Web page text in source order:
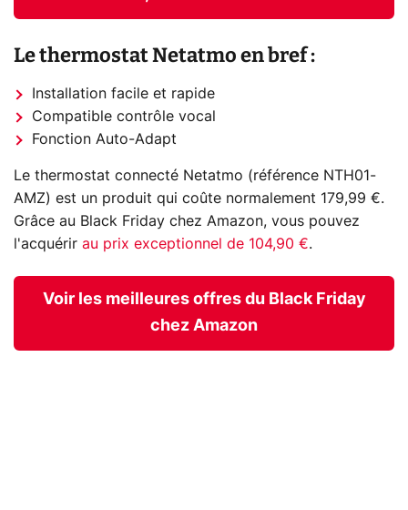
Le thermostat Netatmo en bref :
Installation facile et rapide
Compatible contrôle vocal
Fonction Auto-Adapt
Le thermostat connecté Netatmo (référence NTH01-
AMZ) est un produit qui coûte normalement 179,99 €.
Grâce au Black Friday chez Amazon, vous pouvez
l'acquérir au prix exceptionnel de 104,90 €.
Voir les meilleures offres du Black Friday
chez Amazon